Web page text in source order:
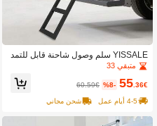
YISSALE سلم وصول شاحنة قابل للتمد
يد 3 خطوات، سلم وصول شاحنة قابل لل
ابل للتركيب على الشاحنات والمقطورات
د
متبقي 33
55.36€
%8-
60.59€
4-5 أيام عمل شحن مجاني